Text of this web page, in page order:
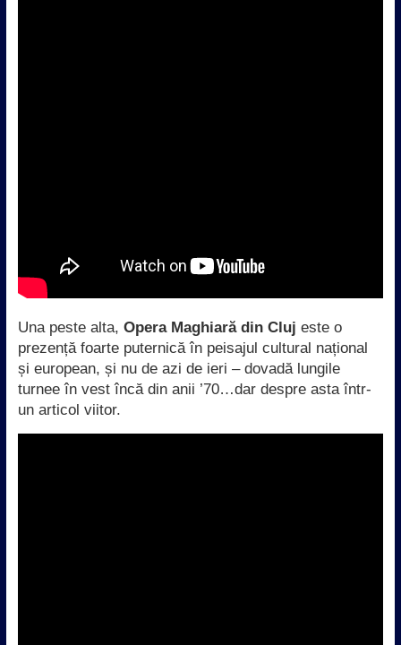
Una peste alta, Opera Maghiară din Cluj este o
prezență foarte puternică în peisajul cultural național
și european, și nu de azi de ieri – dovadă lungile
turnee în vest încă din anii ’70…dar despre asta într-
un articol viitor.